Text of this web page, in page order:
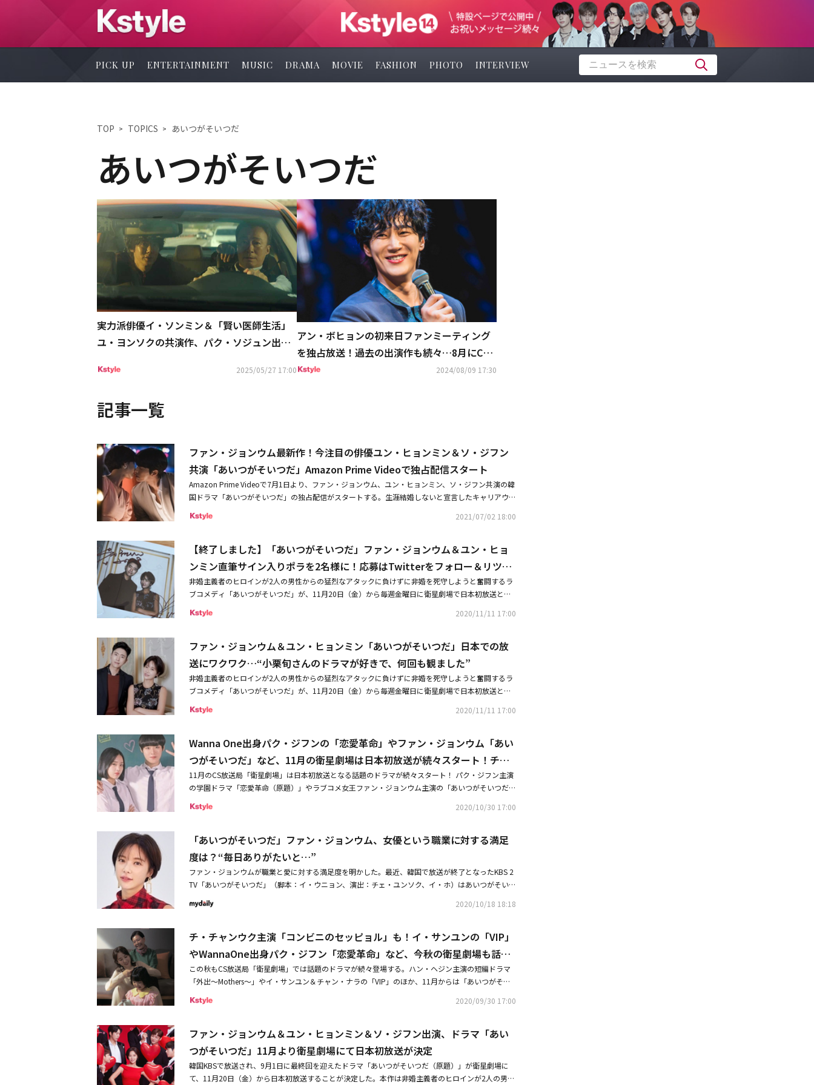
PICK UP ENTERTAINMENT MUSIC DRAMA MOVIE FASHION PHOTO INTERVIEW
TOP TOPICS あいつがそいつだ
あいつがそいつだ
実力派俳優イ・ソンミン＆「賢い医師生活」
ユ・ヨンソクの共演作、パク・ソジュン出演
2025/05/27 17:00
アン・ボヒョンの初来日ファンミーティング
を独占放送！過去の出演作も続々…8月にCS
ホームドラマチャンネルで大特集2024/08/09 17:30
記事一覧
ファン・ジョンウム最新作！今注目の俳優ユン・ヒョンミン＆ソ・ジフン
共演「あいつがそいつだ」Amazon Prime Videoで独占配信スタート
Amazon Prime Videoで7月1日より、ファン・ジョンウム、ユン・ヒョンミン、ソ・ジフン共演の韓
国ドラマ「あいつがそいつだ」の独占配信がスタートする。生涯結婚しないと宣言したキャリアウー
恋模様を、前世の記憶を絡めて描くラブコメディだ。女性の非婚というテーマを真正面からとらえた
王ファン・ジョンウムの魅力満載2021年後半、中島健人、小芝風花主演で放送される日本のドラマ
「彼女はキレイだった」。その韓国版オリジナルでヒロインを演じていたのがファン・ジョンウム。
大人の女性の魅力と少女のような溌剌とした愛らしさを兼ね備えたファン・ジョンウムが、今また注
目を集めている。そんなファン・ジョンウムが「あいつがそいつだ」で演じているのはWEB漫画の
企画チーム長ソ・ヒョンジュ、34歳。幼い頃に水に溺れて昏睡状態になったときに自分の前世が見
えた彼女は、その3つの恋がすべて悲惨な結果に終わっていたため、自分は生涯結婚しないで生きる
ー。2004年にグループ脱退後、女優に転向し、「明日に向かってハイキック」「ジャイアント」
「私の心が聞こえる？」など数々のドラマに出演してきたファン・ジョンウム。その後も「フルハウ
スTAKE2」「秘密」「キルミー・ヒールミー」「彼女はキレイだった」「恋のトリセツ～フンナムと
ジョンウムの恋愛日誌～」など、話題作、ヒット作に次々に主演。ラブコメからシリアス、サスペン
てきた。本作では持ち前のチャーミングな個性を全開！ 勇ましく非婚主義を叫んだり、謎めいた代
したり。大人女子ならではのカッコよさと愛らしさでぐいぐいと物語を引っ張っていく。気がつけば
彼女と泣いたり笑ったり、その魅力にハマること請け合いだ。結婚とはなにか？最大のテーマ、それ
は「非婚」「非婚」とは結婚しないこと。似た言葉である「未婚」と比べると「自分の意志で結婚し
ない生き方を選ぶ」というより積極的な意味合いを持つ。日本ではまだそれほど浸透していないが、
最近の韓国ではよく使われる言葉だという。どこか結婚できないというニュアンスが漂う「未婚」よ
りも結婚できるかもしれないがあえてしない「非婚」のほうが、価値観の多様化した時代の空気にマ
ッチしているといえるだろう。「あいつがそいつだ」のヒロイン、ヒョンジュは1話で華やかな野外
すそれは私自身です！」と高らかに宣言する。「自分の夢のために生きたい。やりたいことを追求し
たい。そんな私には結婚する理由が見当たらない」というのだ。ヒョンジュの仕事はWEB漫画業界
の企画チーム長。売れる漫画を発掘し、締め切りを守らない作家たちを管理し、ヒット作を連発して
いる凄腕だ。もともと自分が作家志望で今もその夢はあきらめていないという設定で、生き馬の目を
抜くWEB漫画業界の裏側が覗けるのも面白い。そんなヒョンジュには3人の親友がいて、しょっちゅ
う集まっては赤裸々なガールズトークを繰り広げている。大学卒業後すぐに結婚して稼ぎのいい夫と
ロディ―として楽しめると同時に、立場も境遇も考え方も違う彼女たちのそれぞれのサイドストーリ
ーが「結婚とはなにか？」を考えさせてくれる。ビジュアル最高！イケメン2人のいい男対決そんな
ヒロインを巡って対立するのは、ユン・ヒョンミンとソ・ジフン。2018年の「ケリョン仙女伝～恋
の運命はどっち！？～」でもライバルを演じた2人が再共演！ またまた恋の火花をまき散らす！まず
シュッとした男前だがどこか寂し気で、女性に無関心なためゲイの噂が立つこともある人物。ジウと
ュに。そんなジウのミステリアスな魅力を、元プロ野球選手という異色の肩書を持つユン・ヒョンミ
小児精神科医出身の検事などを演じてきた彼の新たな代表作となった。対するパク・ドギョムは28
歳の人気WEB漫画家。ヒョンジュとは幼なじみで姉弟のように育ってきた。ヌナ（お姉さん）を愛
しているのに、身近すぎて想いを秘めるしかない年下男子のまなざしがなんとも切なく、癒し系の笑
2021/07/02 18:00
【終了しました】「あいつがそいつだ」ファン・ジョンウム＆ユン・ヒョ
ンミン直筆サイン入りポラを2名様に！応募はTwitterをフォロー＆リツイ
ート
非婚主義者のヒロインが2人の男性からの猛烈なアタックに負けずに非婚を死守しようと奮闘するラ
ブコメディ「あいつがそいつだ」が、11月20日（金）から毎週金曜日に衛星劇場で日本初放送とな
婚主義者のウェブ漫画企画チーム長ヒョンジュを「彼女はキレイだった」などでお馴染みのファン・
の運命はどっち！？～」のユン・ヒョンミンさんが、人気ウェブ漫画家を「コッパダン～恋する恋人
～」のソ・ジフンさんが演じています。この度、主演のファン・ジョンウムさんとユン・ヒョンミン
さんにインタビューを実施！ 撮影中のエピソードから日本で食べたいものまで、たっぷりと答えて
くれました。さらに、おふたりからKstyleをご覧の皆さんにプレゼントも！ 直筆サイン入りポラを2
名様にプレゼントいたします。【インタビュー】ファン・ジョンウム＆ユン・ヒョンミン「あいつが
そいつだ」日本での放送にワクワク小栗旬さんのドラマが好きで、何回も観ました◆ファン・ジョン
ート放送：翌（木） 後1：30～4：00） ※2話連続放送2020年/韓国KBS/全16話Licensed by KBS Me
dia Ltd. （C） 2020 KBS. All rights reserved出演：ファン・ジョンウム、ユン・ヒョンミン、ソ・ジ
フン演出：チェ・ユンソク脚本：イ・ウンヨン【あらすじ】ウェブ漫画の企画チーム長のソ・ヒョン
ジュは、締め切りを守らない、クセの強い漫画家たちの管理に毎日大忙し。実はヒョンジュは幼い頃
てしまう。そのため、その頃から非婚を夢見てきたヒョンジュは、学生時代も男運がない人生を送
言するが。■関連サイト衛星劇場「あいつがそいつだ」ページ：https://www.eigeki.com/series?acti
on=index&id=27067&category_id=5◆ファン・ジョンウム＆ユン・ヒョンミン直筆サイン入りポラ
を抽選で2名様にプレゼント◆※プレゼントは終了しました。たくさんのご応募ありがとうございま
した。※【応募方法】 Kstyle公式Twitterアカウント「＠Kstyle_news」をフォロー＆コチラのツイー
トをRTするだけ。奮ってご応募ください。【応募期間】2020年11月11日（水） 17：00 ～ 11月13
日（金） 11：00まで【参加条件】・TwitterでKstyle公式Twitterアカウント（＠Kstyle_news） をフ
ォローしていること。・日本に居住されている方（賞品配送先が日本国内の方）・応募に関する注意
決定させていただきます。・プレゼントはお選びいただけませんので、予めご了承ください。・当選
者の方にはKstyle（＠Kstyle_news）のアカウントよりDM（ダイレクトメッセージ） にて当選のご連
絡をさせていただきます。・プレゼントに関するDM/メンションでのご連絡は、平日10：00～18：3
0となります。※DM（ダイレクトメッセージ）は、Kstyle（＠Kstyle_news） をフォローいただいて
おりませんと、お送りすることができませんので、ご注意ください。【注意事項】※本キャンペーン
に関して、弊社が不適切な行為がされていると判断いたしましたアカウントは、キャンペーン対象外
当選通知後、指定の日時までにご連絡がない場合、当選を無効とさせていただきます。※当選結果に
関するお問い合せは受け付けておりませんので、ご了承ください。※当キャンペーンの掲載内容や条
件は、予告なく変更する場合がございます。あらかじめご了承ください。※当選の権利の譲渡はでき
ません。※賞品の不具合・破損に関する責任は一切負いかねます。※キャンペーン参加にあたって
2020/11/11 17:00
ファン・ジョンウム＆ユン・ヒョンミン「あいつがそいつだ」日本での放
送にワクワク…“小栗旬さんのドラマが好きで、何回も観ました”
非婚主義者のヒロインが2人の男性からの猛烈なアタックに負けずに非婚を死守しようと奮闘するラ
ブコメディ「あいつがそいつだ」が、11月20日（金）から毎週金曜日に衛星劇場で日本初放送とな
義者のウェブ漫画企画チーム長ヒョンジュを「彼女はキレイだった」などでお馴染みのファン・ジョ
どっち！？～」のユン・ヒョンミンが、人気ウェブ漫画家を「コッパダン～恋する恋人～」のソ・ジ
フンが演じている。この度、主演のファン・ジョンウムとユン・ヒョンミンにインタビューを実施！
撮影中のエピソードから日本で食べたいものまで、たっぷりと答えてくれた。【プレゼント】「あい
つがそいつだ」ファン・ジョンウム＆ユン・ヒョンミン直筆サイン入りポラを2名様に！応募はTwitt
erをフォロー＆リツイート――ドラマの撮影を終えられましたが、近況を教えてください。ファン・ジョ
ンウム：ドラマの撮影現場は本当に大変で、戦場のようです（笑）。その中で様々なことを学びます
います。ユン・ヒョンミン：私は撮影期間に寝れなかった分、まとめて寝ています（笑）。それに撮
影期間はトレーニングもできなかったので、最近また始めました。コロナの影響で外にはあまり出ら
れないので、家でトレーニングしています。――「あいつがそいつだ」が11月から衛星劇場で放送され
ます。感想をお聞かせください。ファン・ジョンウム：すごく感謝しています。こうやってがんばっ
こを上手くやれればという心残りもありますが（笑）。とにかくたくさんの方々に観て頂けたらうれ
うれしいことです。以前日本に行ったときに、私のことに気づいてくださった方々がいて、皆さんと
ても親切にしてくださいました。とても心が温かくなりましたね。こうやって作品を通して日本の皆
さんにご挨拶できて、ワクワクしています。出演を決めた理由「ラブコメディをやってみたかった」――
「あいつがそいつだ」はどんなドラマですか？ファン・ジョンウム：非婚をテーマにしていますが、
結局人間には愛が必要だという愛のドラマだと思います。――今作に出演することを決めた理由はなんで
すか？ユン・ヒョンミン：ラブコメディというジャンルをやってみたいという気持ちがあったんで
す。台本を読んでみて、すごく爽やかな感じがして良かったんです。それで出演を決めました。それ
ファン・ジョンウム：私は前作の「サンガプ屋台」という作品でお店の女将という強めの役柄だった
ので、ラブコメディを久しぶりにやってみたかったんです。――ファン・ジョンウムさんが演じたソ・ヒ
ョンジュ、ユン・ヒョンミンさんが演じたファン・ジウはどんな人物ですか？ファン・ジョンウム：
ヒョンジュは仕事熱心な女性です。といってもめげたりはしない、自分の仕事を精一杯やる現代の女
2020/11/11 17:00
Wanna One出身パク・ジフンの「恋愛革命」やファン・ジョンウム「あい
つがそいつだ」など、11月の衛星劇場は日本初放送が続々スタート！チ・
チャンウクの「コンビニのセッピョル」1話先行放送も！
11月のCS放送局「衛星劇場」は日本初放送となる話題のドラマが続々スタート！ パク・ジフン主演
の学園ドラマ「恋愛革命（原題）」やラブコメ女王ファン・ジョンウム主演の「あいつがそいつだ
が止まる先に」など多彩なジャンルが盛りだくさん！ さらにチ・チャンウクの「コンビニのセッピ
（木）夜10時からスタートするのが、Wanna One出身のパク・ジフンが主演に抜擢されて話題を集
めた学園ラブコメディ「恋愛革命」。原作は7年ものあいだ「NAVERのウェブトゥーン木曜日」で1
位をキープした大ヒット漫画で、高校一年生のコン・ジュヨンとジュヨンが一目惚れしたクールビュ
ーティーな同級生ワン・ジャリムの恋が、軽めのギャグも入りつつ、ゆる～いタッチで描かれる。見
どころはなんと言っても、おかっぱ頭で子犬のように可愛いパク・ジフン！ 「コッパダン～恋する
仲人～」に続き、キラキラと光り輝くオーラに釘付けになること間違いなし！ さらにジュヨンの友
でも人気のファン・ジョンウム主演最新作「あいつがそいつだ」を日本初放送する。非婚主義のヒロ
インが2人の魅力的な男性の猛アタックに負けずに非婚を死守しようとする物語。単なるラブコメで
はなく、前世を絡めた4代にわたるラブストーリーが展開し、愛とは何かを考えさせられるドラマ
だ。見どころの一つは、主人公をめぐる製薬会社社長役のユン・ヒョンミンと魅力的な年下男子役の
同性愛者と間違えられるエピソードをはじめ、所々に笑えるシーンが散りばめられている。前世で絡
ス ダイアリー」他にもコメディ作品では、ユン・シユン主演の「サイコパス ダイアリー（原題）」
も11月19日（木）から放送スタート。偶然殺人事件を目撃した主人公がその現場から逃げる途中で
交通事故に。目が覚めると殺人過程が記録されたダイアリーを手にしていた主人公は、自分が連続殺
人犯だと錯覚してしまうというストーリー。サスペンス要素もありつつ、大真面目で自分をサイコパ
スだと錯覚しているユン・シユンの演技に爆笑必至！ お人好しの男とサイコパスを、まるで一人二
2020/10/30 17:00
「あいつがそいつだ」ファン・ジョンウム、女優という職業に対する満足
度は？“毎日ありがたいと…”
ファン・ジョンウムが職業と愛に対する満足度を明かした。最近、韓国で放送が終了となったKBS 2
TV「あいつがそいつだ」（脚本：イ・ウニョン、演出：チェ・ユンソク、イ・ホ）はあいつがそいつ
とから繰り広げられる、ギリギリの非婚主義死守ラブコメディドラマだ。ファン・ジョンウムは最
つだ」の感想を聞かれると「『サンガプ屋台』が事前制作だったので冬に撮影したのに春に放送され
て、ドラマが終わると同時に『あいつがそいつだ』がすぐ放送されて、空白なしに視聴者に会うこと
ができました。人生の喜怒哀楽と人々が生きる物語を描いた『サンガプ屋台』と、誰でも一度は悩ん
だはずの愛、非婚、前世について語る『あいつがそいつだ』がそれぞれ違う魅力で愛され、有終の美
を飾ることができて幸せでした」と伝えた。続いて「両方ともスタッフと監督、脚本家、俳優の方々
が大変だが楽しく撮影したので、放送が終わった今も余韻が残っています。『サンガプ屋台』と『あ
それでより楽しく撮影することができました」と付け加えた。彼女は「あいつがそいつだ」のソ・ヒ
ョンジュについて「本当に一生懸命に生きる人物です。すべての人が目標を決めて夢に向かって仕事
したり、恋愛すると思いません。与えられた仕事だから一生懸命にし、夢は心の隅に置いてたまに出
してみる人々がほとんどでしょう。ヒョンジュのそのような姿がよかったんです。一生懸命に仕事し
2020/10/18 18:18
チ・チャンウク主演「コンビニのセッピョル」も！イ・サンユンの「VIP」
やWannaOne出身パク・ジフン「恋愛革命」など、今秋の衛星劇場も話題
作が続々
この秋もCS放送局「衛星劇場」では話題のドラマが続々登場する。ハン・ヘジン主演の短編ドラマ
「外出～Mothers～」やイ・サンユン＆チャン・ナラの「VIP」のほか、11月からは「あいつがそい
白押し！ 人気アーティストが出演するバラエティ番組も要チェックだ。まず10月に日本初放送され
～Mothers～」だ。このドラマは「愛の不時着」などで知られるSTUDIO DRAGONが制作し、tvNで今
年5月に放送された全2話のスペシャルドラマ。平凡な日常を生きるワーキングマザーと家族に突然
の悲劇が訪れ、その日の真実に立ち向かう母と娘の姿が繊細に描かれている。ハン・ヘジン演じる主
人公の母親役をベテランのキム・ミギョンが演じており、二人の演技派女優の共演が見どころだ。家
族という普遍的なものをテーマにした、涙なしでは観られない感動作だ。10月20日からはチャン・
2020/09/30 17:00
ファン・ジョンウム＆ユン・ヒョンミン＆ソ・ジフン出演、ドラマ「あい
つがそいつだ」11月より衛星劇場にて日本初放送が決定
韓国KBSで放送され、9月1日に最終回を迎えたドラマ「あいつがそいつだ（原題）」が衛星劇場に
て、11月20日（金）から日本初放送することが決定した。本作は非婚主義者のヒロインが2人の男性